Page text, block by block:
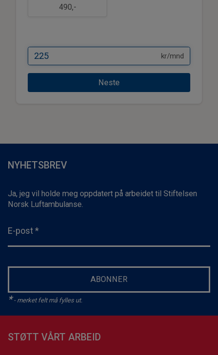
490,-
kr/mnd
Neste
NYHETSBREV
Ja, jeg vil holde meg oppdatert på arbeidet til Stiftelsen
Norsk Luftambulanse.
E-post *
ABONNER
*- merket felt må fylles ut.
STØTT VÅRT ARBEID